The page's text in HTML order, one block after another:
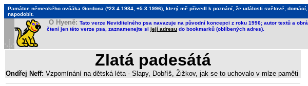
Památce německého ovčáka Gordona (*23.4.1984, +5.3.1996), který mě přivedl k poznání, že události světové,
napodobit.
O Hyeně: Tato verze Neviditelného psa navazuje na původní koncepci z roku 1996; autor textů a
čtení jen této verze psa, zaznamenejte si její adresu do bookmarků (oblíbených adres).
Zlatá padesátá
Ondřej Neff: Vzpomínání na dětská léta - Slapy, Dobříš, Žižkov, jak se to uchovalo v mlze paměti